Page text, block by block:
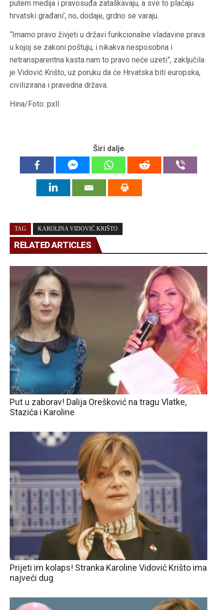
putem medija i pravosuđa zataškavaju, a sve to plaćaju
hrvatski građani’, no, dodaje, grdno se varaju.
“Imamo pravo živjeti u državi funkcionalne vladavine prava
u kojoj se zakoni poštuju, i nikakva nesposobna i
netransparentna kasta nam to pravo neće uzeti”, zaključila
je Vidović Krišto, uz poruku da će Hrvatska biti europska,
civilizirana i pravedna država.
Hina/Foto: pxll
Širi dalje
TAG KAROLINA VIDOVIĆ KRIŠTO
RELATED ARTICLES
Put u zaborav! Dalija Orešković na tragu Vlatke,
Stazića i Karoline
Prijeti im kolaps! Stranka Karoline Vidović Krišto ima
najveći dug